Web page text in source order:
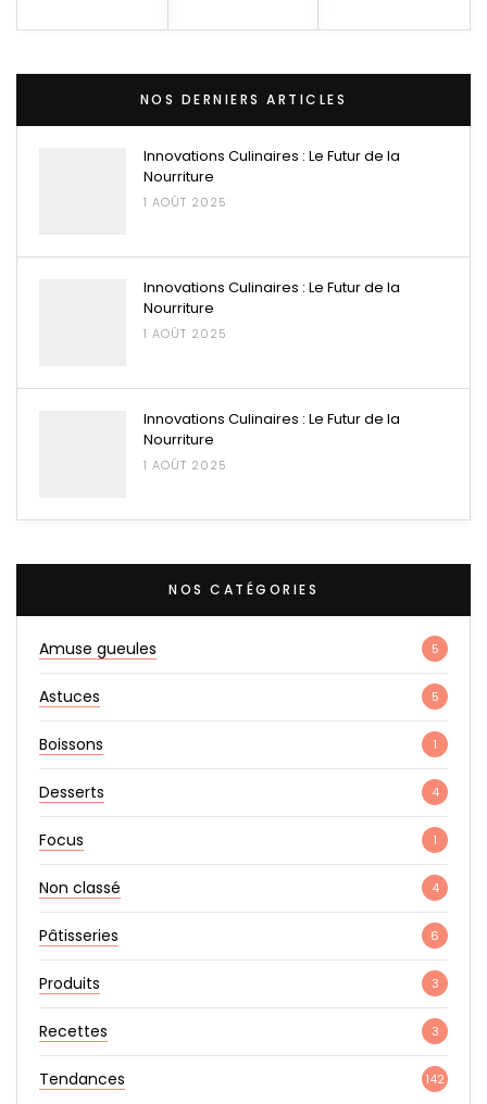
NOS DERNIERS ARTICLES
Innovations Culinaires : Le Futur de la
Nourriture
1 AOÛT 2025
Innovations Culinaires : Le Futur de la
Nourriture
1 AOÛT 2025
Innovations Culinaires : Le Futur de la
Nourriture
1 AOÛT 2025
NOS CATÉGORIES
Amuse gueules 5
Astuces 5
Boissons 1
Desserts 4
Focus 1
Non classé 4
Pâtisseries 6
Produits 3
Recettes 3
Tendances 142